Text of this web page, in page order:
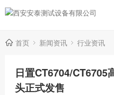
首页 新闻资讯 行业资讯
日置CT6704/CT6705
头正式发售